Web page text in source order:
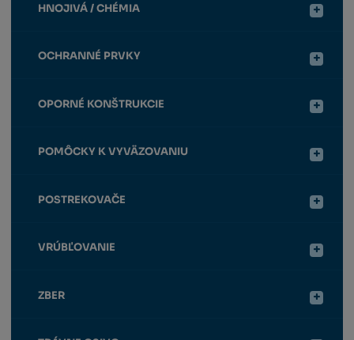
HNOJIVÁ / CHÉMIA
OCHRANNÉ PRVKY
OPORNÉ KONŠTRUKCIE
POMÔCKY K VYVÄZOVANIU
POSTREKOVAČE
VRÚBĽOVANIE
ZBER